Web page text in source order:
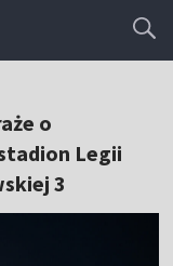
o
Legii
3